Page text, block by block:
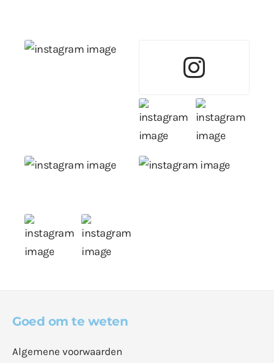
Goed om te weten
Algemene voorwaarden